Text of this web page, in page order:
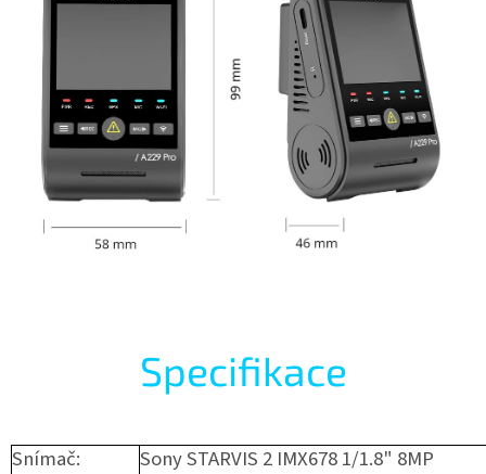
Specifikace
Snímač:
Sony STARVIS 2 IMX678 1/1.8" 8MP